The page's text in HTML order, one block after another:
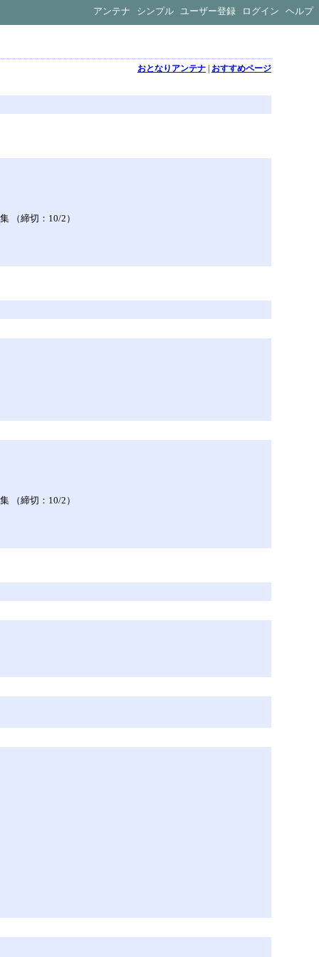
アンテナ シンプル ユーザー登録 ログイン ヘルプ
おとなりアンテナ| おすすめページ
（締切：10/2）
（締切：10/2）